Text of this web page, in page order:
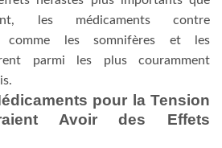
les médicaments contre
comme les somnifères et les
parmi les plus couramment
pour la Tension
Avoir des Effets